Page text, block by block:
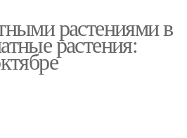
растениями в
растения: